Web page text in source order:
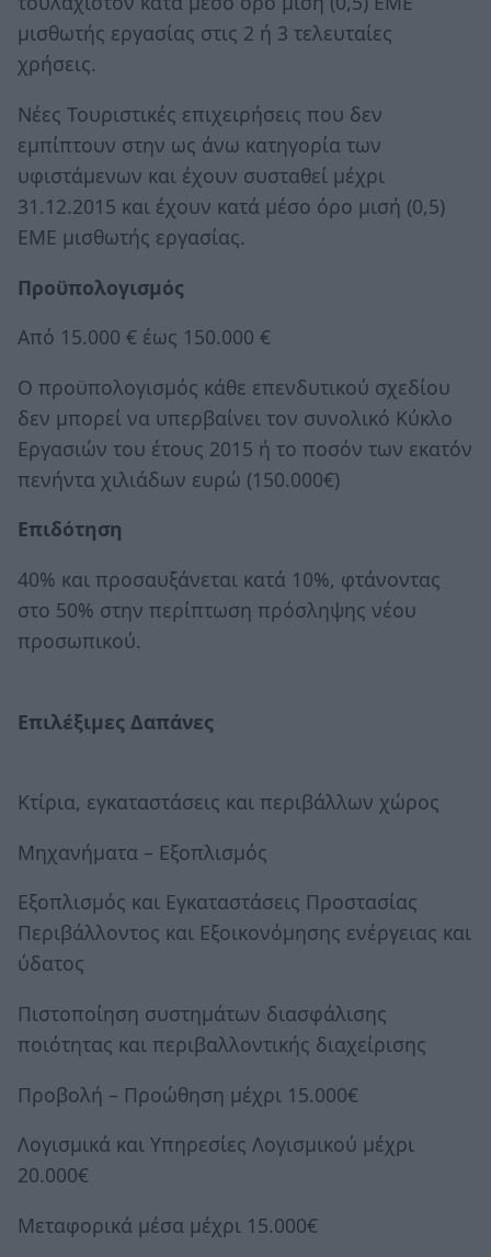
μισθωτής εργασίας στις 2 ή 3 τελευταίες
χρήσεις.
Νέες Τουριστικές επιχειρήσεις που δεν
εμπίπτουν στην ως άνω κατηγορία των
υφιστάμενων και έχουν συσταθεί μέχρι
31.12.2015 και έχουν κατά μέσο όρο μισή (0,5)
ΕΜΕ μισθωτής εργασίας.
Προϋπολογισμός
Από 15.000 € έως 150.000 €
Ο προϋπολογισμός κάθε επενδυτικού σχεδίου
δεν μπορεί να υπερβαίνει τον συνολικό Κύκλο
Εργασιών του έτους 2015 ή το ποσόν των εκατόν
πενήντα χιλιάδων ευρώ (150.000€)
Επιδότηση
40% και προσαυξάνεται κατά 10%, φτάνοντας
στο 50% στην περίπτωση πρόσληψης νέου
προσωπικού.
Επιλέξιμες Δαπάνες
Κτίρια, εγκαταστάσεις και περιβάλλων χώρος
Μηχανήματα – Εξοπλισμός
Εξοπλισμός και Εγκαταστάσεις Προστασίας
Περιβάλλοντος και Εξοικονόμησης ενέργειας και
ύδατος
Πιστοποίηση συστημάτων διασφάλισης
ποιότητας και περιβαλλοντικής διαχείρισης
Προβολή – Προώθηση μέχρι 15.000€
Λογισμικά και Υπηρεσίες Λογισμικού μέχρι
20.000€
Μεταφορικά μέσα μέχρι 15.000€